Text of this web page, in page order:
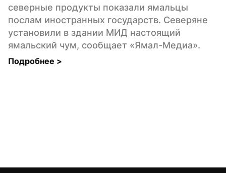
северные продукты показали ямальцы
послам иностранных государств. Северяне
установили в здании МИД настоящий
ямальский чум, сообщает «Ямал-Медиа».
Подробнее >